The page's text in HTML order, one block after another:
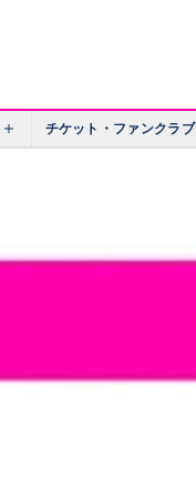
チケット・ファンクラブ